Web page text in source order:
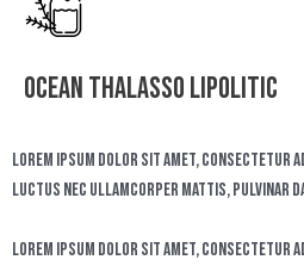
OCEAN THALASSO LIPOLITIC
Lorem ipsum dolor sit amet,
luctus nec ullamcorper mattis, pulvinar
Lorem ipsum dolor sit amet,